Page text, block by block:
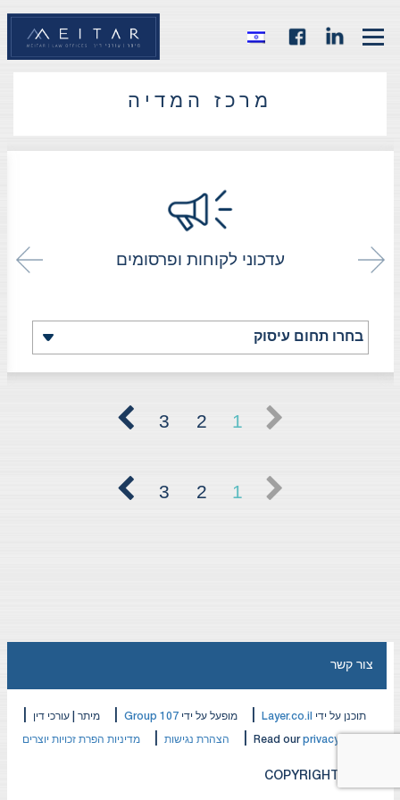
מרכז המדיה
עדכוני לקוחות ופרסומים
1
2
3
1
2
3
COPYRIGHT © 2026
תוכנן על ידי Layer.co.il מופעל על ידי Group 107 מיתר | עורכי דין
Read ourprivacy policy הצהרת נגישות מדיניות הפרת זכויות יוצרים
צור קשר